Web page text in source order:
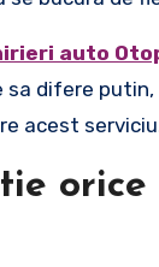
auto
sa difere
acest